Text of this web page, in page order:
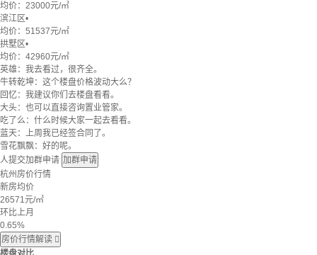
均价： 23000元/㎡
滨江区•
均价： 51537元/㎡
拱墅区•
均价： 42960元/㎡
英雄：我去看过，很齐全。
牛转乾坤：这个楼盘价格波动大么？
回忆：我建议你们去楼盘看看。
大头：也可以直接咨询置业管家。
吃了么：什么时候大家一起去看看。
蓝天：上周我已经签合同了。
雪花飘飘：好的呢。
人提交加群申请 加群申请
杭州房价行情
新房均价
26571元/㎡
环比上月
0.65%
房价行情解读 